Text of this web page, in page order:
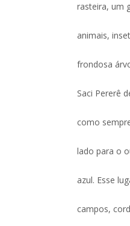
rasteira, um
animais,
frondosa
Saci Pererê
como
lado para o
azul. Esse
campos,